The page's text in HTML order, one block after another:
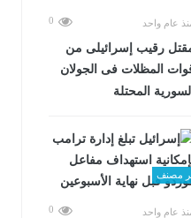
عام واحد 0
رقيب إسرائيلى من
المظلات فى الجولان
السورية المحتلة
مصنف
عام واحد 0